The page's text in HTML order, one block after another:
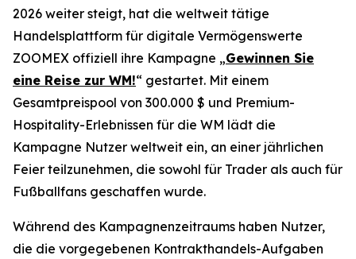
2026 weiter steigt, hat die weltweit tätige
Handelsplattform für digitale Vermögenswerte
ZOOMEX offiziell ihre Kampagne „Gewinnen Sie
eine Reise zur WM!“ gestartet. Mit einem
Gesamtpreispool von 300.000 $ und Premium-
Hospitality-Erlebnissen für die WM lädt die
Kampagne Nutzer weltweit ein, an einer jährlichen
Feier teilzunehmen, die sowohl für Trader als auch für
Fußballfans geschaffen wurde.
Während des Kampagnenzeitraums haben Nutzer,
die die vorgegebenen Kontrakthandels-Aufgaben